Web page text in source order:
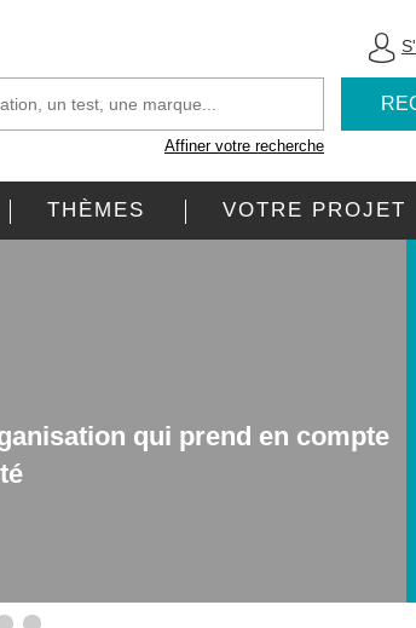
Affiner votre recherche
THÈMES VOTRE PROJET
qui prend en compte